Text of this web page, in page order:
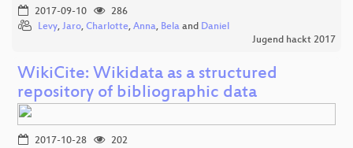
2017-09-10
286
Levy, Jaro, Charlotte, Anna, Bela and Daniel
Jugend hackt 2017
WikiCite: Wikidata as a structured
repository of bibliographic data
2017-10-28
202